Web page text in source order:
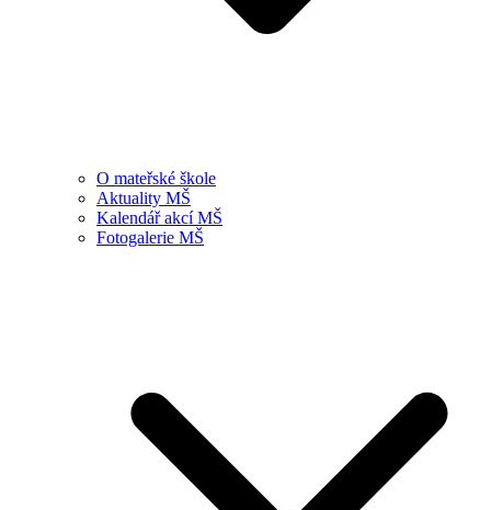
O mateřské škole
Aktuality MŠ
Kalendář akcí MŠ
Fotogalerie MŠ